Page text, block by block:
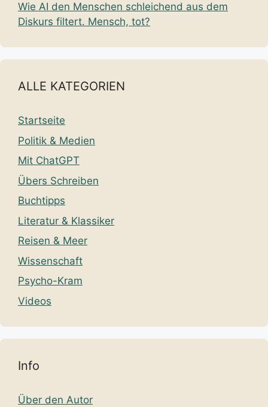
Wie AI den Menschen schleichend aus dem
Diskurs filtert. Mensch, tot?
ALLE KATEGORIEN
Startseite
Politik & Medien
Mit ChatGPT
Übers Schreiben
Buchtipps
Literatur & Klassiker
Reisen & Meer
Wissenschaft
Psycho-Kram
Videos
Info
Über den Autor